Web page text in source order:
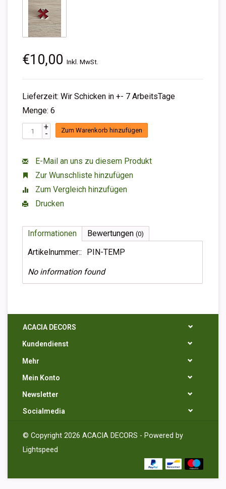
€10,00 Inkl. MwSt.
Lieferzeit: Wir Schicken in +- 7 ArbeitsTage
Menge: 6
+
- Zum Warenkorb hinzufügen
E-Mail an uns zu diesem Produkt
Zur Wunschliste hinzufügen
Zum Vergleich hinzufügen
Drucken
Informationen Bewertungen (0)
Artikelnummer:: PIN-TEMP
No information found
ACACIA DECORS
Kundendienst
Mehr
Mein Konto
Newsletter
Socialmedia
© Copyright 2026 ACACIA DECORS - Powered by
Lightspeed